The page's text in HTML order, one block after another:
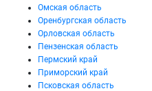
Омская область
Оренбургская область
Орловская область
Пензенская область
Пермский край
Приморский край
Псковская область